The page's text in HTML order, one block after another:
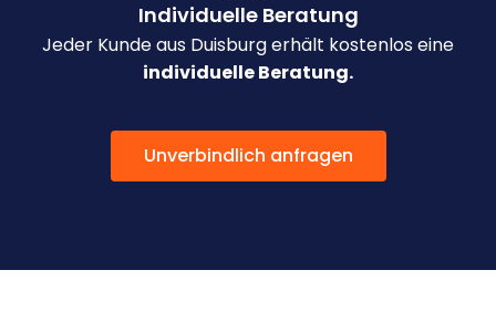
Individuelle Beratung
Jeder Kunde aus Duisburg erhält kostenlos eine
individuelle Beratung.
Unverbindlich anfragen